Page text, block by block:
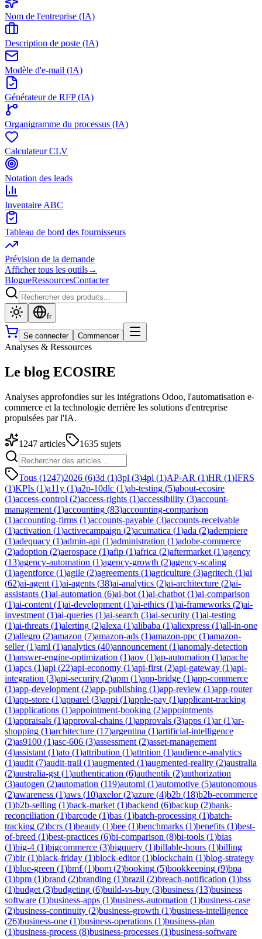
Nom de l'entreprise (IA)
Description de poste (IA)
Modèle d'e-mail (IA)
Générateur de RFP (IA)
Organigramme du processus (IA)
Calculateur CLV
Notation des leads
Inventaire ABC
Tableau de bord des fournisseurs
Prévision de la demande
Afficher tous les outils→
BlogueRessourcesContacter
fr
Se connecter Commencer
Analyses & Ressources
Le blog ECOSIRE
Analyses approfondies sur les intégrations Odoo, l'automatisation e-
commerce et la technologie derrière les solutions d'entreprise
propulsées par l'IA.
1247 articles 1635 sujets
Tous (1247)2026 (6)3d (1)3pl (3)4pl (1)AP-AR (1)HR (1)IFRS
(1)KPIs (1)a11y (1)a2p-10dlc (1)ab-testing (5)about-ecosire
(1)access-control (2)access-rights (1)accessibility (3)account-
management (1)accounting (83)accounting-comparison
(1)accounting-firms (1)accounts-payable (3)accounts-receivable
(1)activation (1)activecampaign (2)acumatica (1)ada (2)adempiere
(1)adequacy (1)admin-api (1)administration (1)adobe-commerce
(2)adoption (2)aerospace (1)afip (1)africa (2)aftermarket (1)agency
(13)agency-automation (1)agency-growth (2)agency-scaling
(1)agentforce (1)agile (2)agreements (1)agriculture (3)agritech (1)ai
(62)ai-agent (1)ai-agents (38)ai-analytics (2)ai-architecture (2)ai-
assistants (1)ai-automation (6)ai-bot (1)ai-chatbot (1)ai-comparison
(1)ai-content (1)ai-development (1)ai-ethics (1)ai-frameworks (2)ai-
investment (1)ai-queries (1)ai-search (3)ai-security (1)ai-testing
(1)ai-threats (1)alerting (2)alexa (1)alibaba (1)aliexpress (1)all-in-one
(2)allegro (2)amazon (7)amazon-ads (1)amazon-ppc (1)amazon-
seller(1)aml (1)analytics (40)announcement (1)anomaly-detection
(1)answer-engine-optimization (1)aov (1)ap-automation (1)apache
(1)apcs (1)api (22)api-economy (1)api-first (2)api-gateway (1)api-
integration (3)api-security (2)apm (1)app-bridge (1)app-commerce
(1)app-development (2)app-publishing (1)app-review (1)app-router
(1)app-store (1)apparel (3)appi (1)apple-pay (1)applicant-tracking
(1)applications (1)appointment-booking (2)appointments
(1)appraisals (1)approval-chains (1)approvals (3)apps (1)ar(1)ar-
shopping (1)architecture (17)argentina (1)artificial-intelligence
(2)as9100 (1)asc-606 (3)assessment (2)asset-management
(4)assistant (1)ato (1)attribution (1)attrition (1)audience-analytics
(1)audit (7)audit-trail (1)augmented (1)augmented-reality (2)australia
(2)australia-gst (1)authentication (6)authentik (2)authorization
(3)autogen (2)automation (119)automl (1)automotive (5)autonomous
(2)awareness (1)aws (10)axelor(2)azure (4)b2b (18)b2b-ecommerce
(1)b2b-selling (1)back-market (1)backend (6)backup (2)bank-
reconciliation (1)barcode (1)bas (1)batch-processing (1)batch-
tracking (2)bcrs (1)beauty (1)bee (1)benchmarks (1)benefits (1)best-
of-breed (1)best-practices (6)bi-comparison (8)bi-tools (1)bias
(1)big-4 (1)bigcommerce (3)bigquery (1)billable-hours (1)billing
(7)bir(1)black-friday (1)block-editor(1)blockchain (1)blog-strategy
(1)blue-green (1)bmf(1)bom (2)booking (5)bookkeeping (9)bpa
(1)bpm (1)brand (2)branding (1)brazil (2)breach-notification (1)bss
(1)budget (3)budgeting (6)build-vs-buy (3)business (13)business
software (1)business-apps (1)business-automation (1)business-case
(2)business-continuity (2)business-growth (1)business-intelligence
(26)business-one (1)business-operations (1)business-plan
(1)business-process (8)business-processes (1)business-software